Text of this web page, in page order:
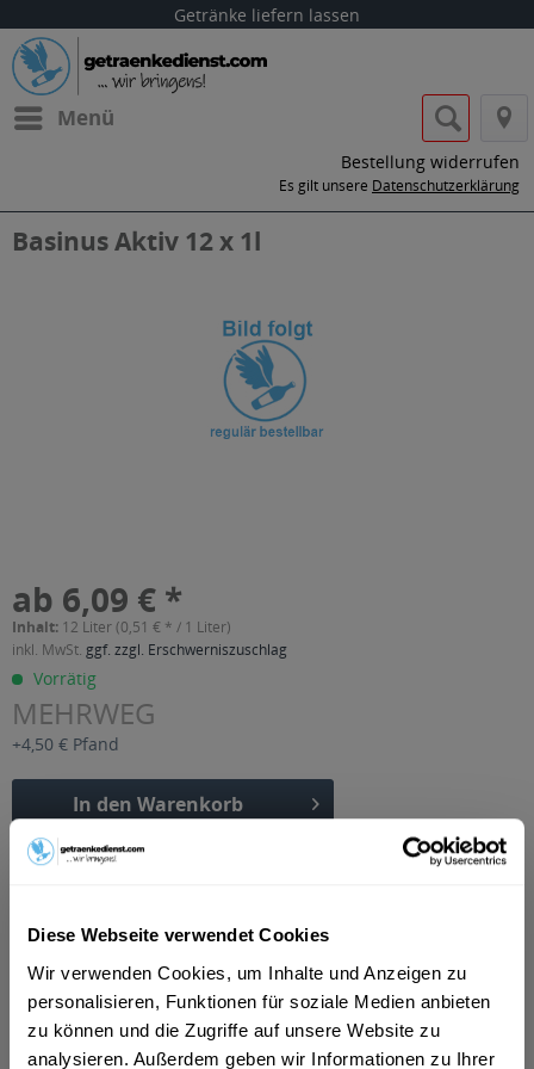
Diese Webseite verwendet Cookies
Wir verwenden Cookies, um Inhalte und Anzeigen zu
personalisieren, Funktionen für soziale Medien anbieten
zu können und die Zugriffe auf unsere Website zu
analysieren. Außerdem geben wir Informationen zu Ihrer
Getränke liefern lassen
Menü
Bestellung widerrufen
Es gilt unsere Datenschutzerklärung
Basinus Aktiv 12 x 1l
ab 6,09 € *
Inhalt: 12 Liter (0,51 € * / 1 Liter)
inkl. MwSt. ggf. zzgl. Erschwerniszuschlag
Vorrätig
MEHRWEG
+4,50 € Pfand
In den Warenkorb
Artikel-Nr.:
Wüllersleben, Dornheim, Osthausen-Wülfershausen,
Wachsenburggemeinde, Wipfratal, Witzleben
Apfelstädt,
Gamstädt, Ingersleben, Neudietendorf, Nottleben,Bad
Langensalza, Behringen, Bothenheilingen, Issersheilingen,
Kirchheilingen, Kleinwelsbach, Mülverstedt, Neunheilingen,
Schönstedt, Sundhausen, Tottleben, Weberstedt,Ballstädt,